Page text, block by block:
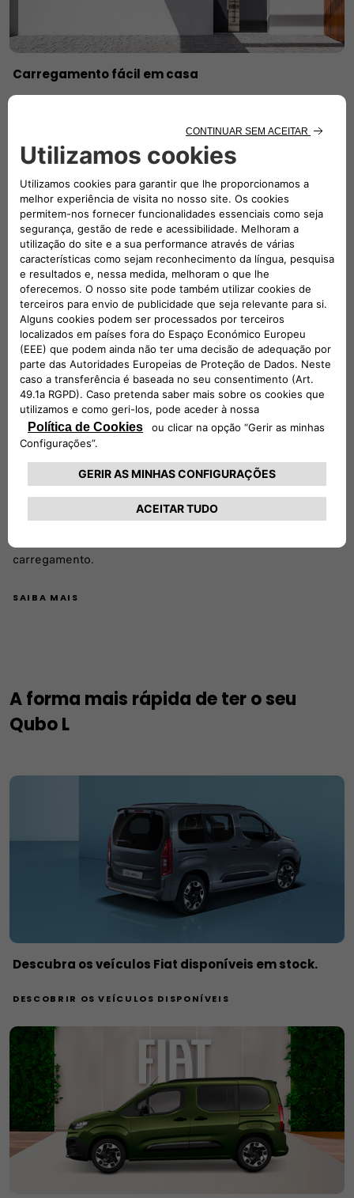
Carregamento fácil em casa
agora é ainda mais fácil. Ao comprar um novo Fiat elétrico,
receberá de oferta a Wallbox da Free2Move Charge
(Oferta exclusiva para clientes particulares).
SAIBA MAIS
Carregamento fácil em movimento
O Free2Move Charge torna fácil estar sempre carregado,
em qualquer lugar e a qualquer hora, dando aos clientes
da Fiat acesso a uma das maiores redes públicas de
carregamento.
SAIBA MAIS
A forma mais rápida de ter o seu
Qubo L
Descubra os veículos Fiat disponíveis em stock.
DESCOBRIR OS VEÍCULOS DISPONÍVEIS